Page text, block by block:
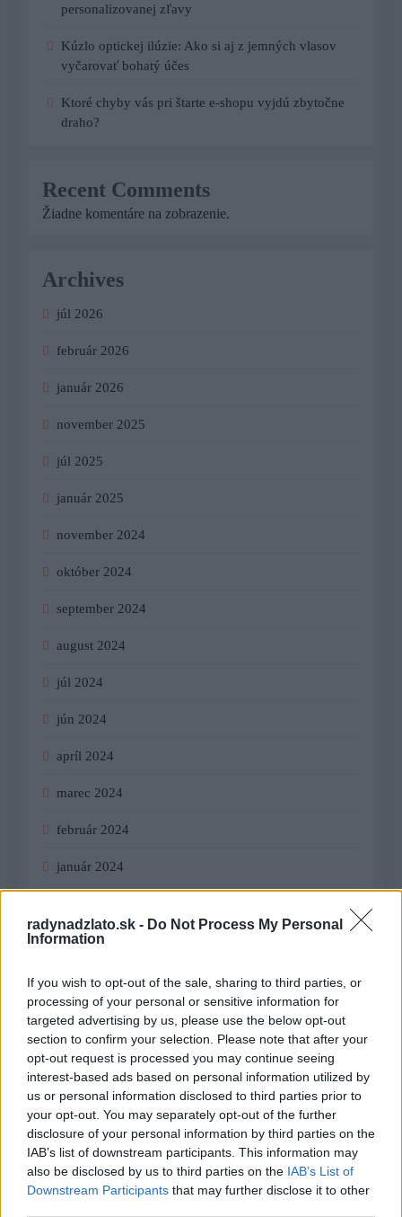
radynadzlato.sk - Do Not Process My Personal
Information
If you wish to opt-out of the sale, sharing to third parties, or
processing of your personal or sensitive information for
targeted advertising by us, please use the below opt-out
section to confirm your selection. Please note that after your
opt-out request is processed you may continue seeing
interest-based ads based on personal information utilized by
us or personal information disclosed to third parties prior to
your opt-out. You may separately opt-out of the further
disclosure of your personal information by third parties on the
IAB’s list of downstream participants. This information may
also be disclosed by us to third parties on the IAB’s List of
Downstream Participants that may further disclose it to other
personalizovanej zľavy
Kúzlo optickej ilúzie: Ako si aj z jemných vlasov
vyčarovať bohatý účes
Ktoré chyby vás pri štarte e-shopu vyjdú zbytočne
draho?
Recent Comments
Žiadne komentáre na zobrazenie.
Archives
júl 2026
február 2026
január 2026
november 2025
júl 2025
január 2025
november 2024
október 2024
september 2024
august 2024
júl 2024
jún 2024
apríl 2024
marec 2024
február 2024
január 2024
november 2023
september 2023
august 2023
máj 2023
apríl 2023
marec 2023